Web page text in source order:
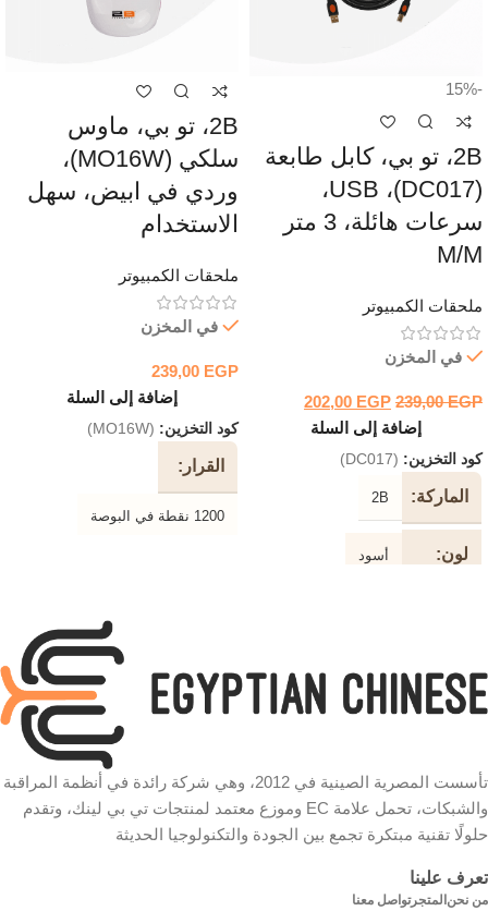
-15%
2B، تو بي، كابل طابعة
(DC017)، USB،
سرعات هائلة، 3 متر
M/M
ملحقات الكمبيوتر
في المخزن
239,00EGP
202,00 EGP
إضافة إلى السلة
كود التخزين: (DC017)
الماركة 2B
لون أسود
نوع
الكابل
طابعة
سرعة
480 ميجابت في الثانية
شكل
الكابل
دائري
2B، تو بي، ماوس
سلكي (MO16W)،
وردي في ابيض، سهل
الاستخدام
ملحقات الكمبيوتر
في المخزن
239,00 EGP
إضافة إلى السلة
كود التخزين: (MO16W)
القرار
1200 نقطة في البوصة
وظيفة
الضوئية السلكية
الون وردي في أبيض
التوصيل
تأسست المصرية الصينية في 2012، وهي شركة رائدة في أنظمة المراقبة
والشبكات، تحمل علامة EC وموزع معتمد لمنتجات تي بي لينك، وتقدم
حلولًا تقنية مبتكرة تجمع بين الجودة والتكنولوجيا الحديثة
تعرف علينا
من نحن المتجرتواصل معنا